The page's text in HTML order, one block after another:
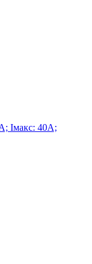
Iмакс: 40А;